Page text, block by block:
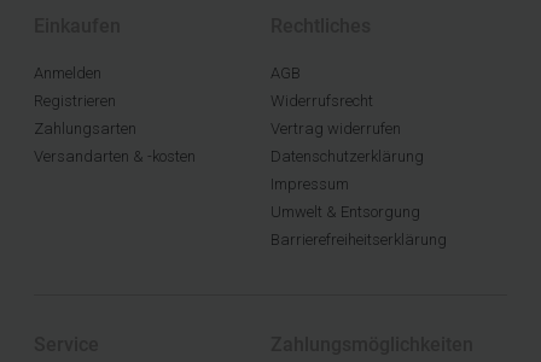
Anmelden
Registrieren
Zahlungsarten
Versandarten & -kosten
AGB
Widerrufsrecht
Vertrag widerrufen
Datenschutzerklärung
Impressum
Umwelt & Entsorgung
Barrierefreiheitserklärung